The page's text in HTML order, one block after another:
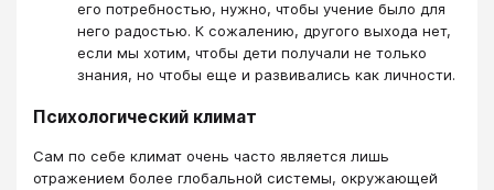
его потребностью, нужно, чтобы учение было для
него радостью. К сожалению, другого выхода нет,
если мы хотим, чтобы дети получали не только
знания, но чтобы еще и развивались как личности.
Психологический климат
Сам по себе климат очень часто является лишь
отражением более глобальной системы, окружающей